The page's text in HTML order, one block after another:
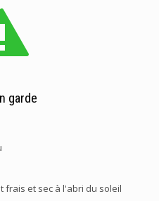
garde
frais et sec à l'abri du soleil